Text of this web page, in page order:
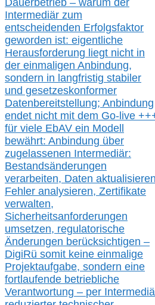
Dauerbetrieb – warum der
Intermediär zum
entscheidenden Erfolgsfaktor
geworden ist: eigentliche
Herausforderung liegt nicht in
der einmaligen Anbindung,
sondern in langfristig stabiler
und gesetzeskonformer
Datenbereitstellung; Anbindung
endet nicht mit dem Go-live
für viele EbAV ein Modell
bewährt: Anbindung über
zugelassenen Intermediär:
Bestandsänderungen
verarbeiten, Daten aktualisier
Fehler analysieren, Zertifikate
verwalten,
Sicherheitsanforderungen
umsetzen, regulatorische
Änderungen berücksichtigen –
DigiRü somit keine einmalige
Projektaufgabe, sondern eine
fortlaufende betriebliche
Verantwortung – per